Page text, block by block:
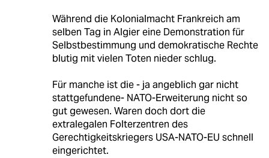
Während die Kolonialmacht Frankreich am
selben Tag in Algier eine Demonstration für
Selbstbestimmung und demokratische Rechte
blutig mit vielen Toten nieder schlug.
Für manche ist die - ja angeblich gar nicht
stattgefundene- NATO-Erweiterung nicht so
gut gewesen. Waren doch dort die
extralegalen Folterzentren des
Gerechtigkeitskriegers USA-NATO-EU schnell
eingerichtet.